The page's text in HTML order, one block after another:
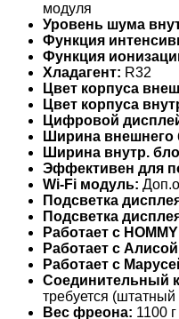
модуля
Уровень шума
Функция
Функция
Хладагент: R32
Цвет корпуса
Цвет корпуса
Цифровой
Ширина внешнего
Ширина внутр.
Эффективен для
Wi-Fi модуль:
Подсветка
Подсветка
Работает с
Работает с
Работает с
Соединительный
требуется
Вес фреона: 1100 г